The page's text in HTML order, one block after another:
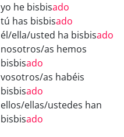
yo he bisbisado
tú has bisbisado
él/ella/usted ha bisbisado
nosotros/as hemos
bisbisado
vosotros/as habéis
bisbisado
ellos/ellas/ustedes han
bisbisado